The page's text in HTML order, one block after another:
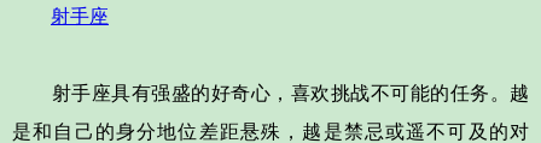
射手座
射手座具有强盛的好奇心，喜欢挑战不可能的任务。越
是和自己的身分地位差距悬殊，越是禁忌或遥不可及的对